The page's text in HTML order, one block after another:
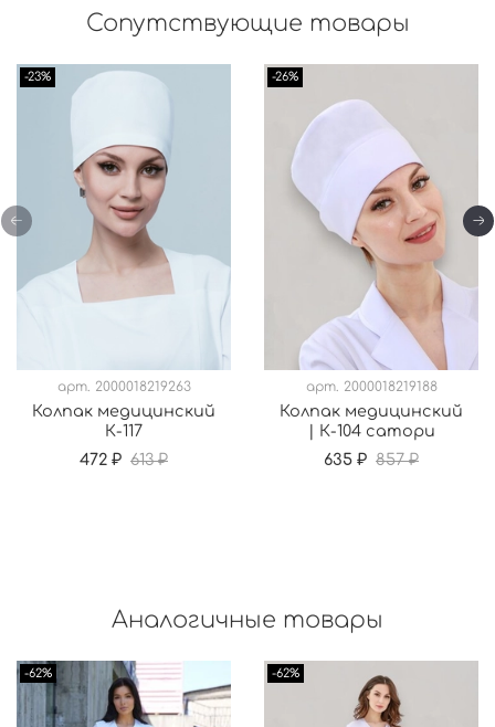
Сопутствующие товары
-23%
арт. 2000018219263
Колпак медицинский
К-117
472 ₽ 613 ₽
-26%
арт. 2000018219188
Колпак медицинский
| К-104 сатори
635 ₽ 857 ₽
Аналогичные товары
-62% -62%